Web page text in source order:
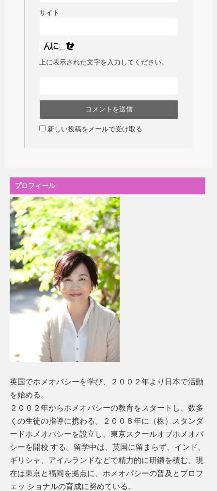
サイト
上に表示された文字を入力してください。
新しい投稿をメールで受け取る
プロフィール
英国でホメオパシーを学び、２００２年より日本で活動
を始める。
２００２年からホメオパシーの教育をスタートし、数多
くの生徒の指導に携わる。２００８年に（株）スタンダ
ードホメオパシーを設立し、東京スクールオブホメオパ
シーを開校 する。留学中は、英国に留まらず、インド、
ギリシャ、アイルランドなどで精力的に研鑽を積む。現
在は東京と福岡を拠点に、ホメオパシーの普及とプロフ
ェッ ショナルの育成に努めている。